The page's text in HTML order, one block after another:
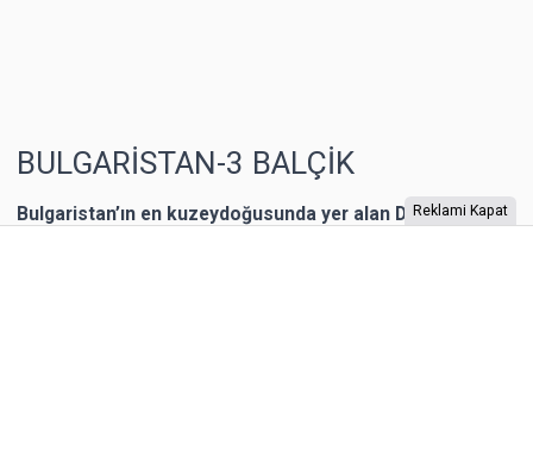
BULGARİSTAN-3 BALÇİK
Bulgaristan’ın en kuzeydoğusunda yer alan Dobriç bir
Reklami Kapat